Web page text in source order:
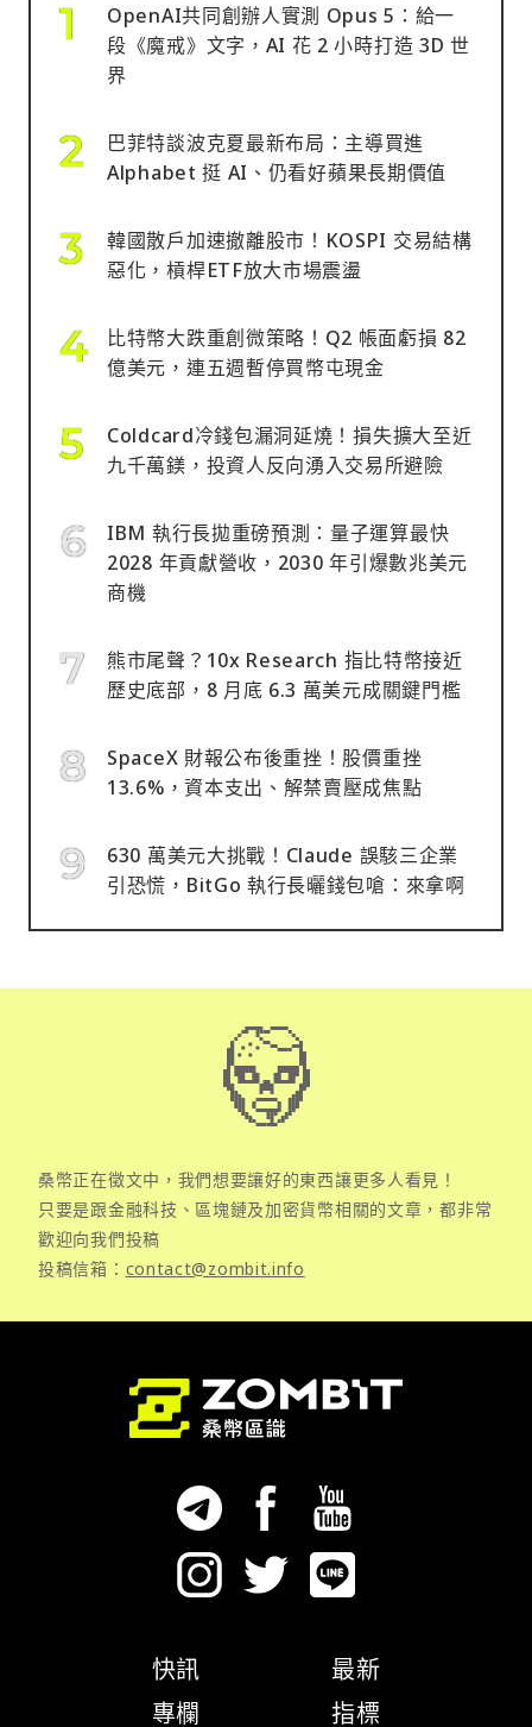
OpenAI共同創辦人實測 Opus 5：給一
段《魔戒》文字，AI 花 2 小時打造 3D 世
界
巴菲特談波克夏最新布局：主導買進
Alphabet 挺 AI、仍看好蘋果長期價值
韓國散戶加速撤離股市！KOSPI 交易結構
惡化，槓桿ETF放大市場震盪
比特幣大跌重創微策略！Q2 帳面虧損 82
億美元，連五週暫停買幣屯現金
Coldcard冷錢包漏洞延燒！損失擴大至近
九千萬鎂，投資人反向湧入交易所避險
IBM 執行長拋重磅預測：量子運算最快
2028 年貢獻營收，2030 年引爆數兆美元
商機
熊市尾聲？10x Research 指比特幣接近
歷史底部，8 月底 6.3 萬美元成關鍵門檻
SpaceX 財報公布後重挫！股價重挫
13.6%，資本支出、解禁賣壓成焦點
630 萬美元大挑戰！Claude 誤駭三企業
引恐慌，BitGo 執行長曬錢包嗆：來拿啊
桑幣正在徵文中，我們想要讓好的東西讓更多人看見！
只要是跟金融科技、區塊鏈及加密貨幣相關的文章，都非常
歡迎向我們投稿
投稿信箱： contact@zombit.info
快訊
專欄
最新
指標